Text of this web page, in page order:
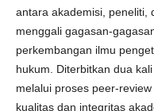
antara akademisi, peneliti,
menggali gagasan-
perkembangan ilmu
hukum. Diterbitkan dua
melalui proses peer-
kualitas dan integritas